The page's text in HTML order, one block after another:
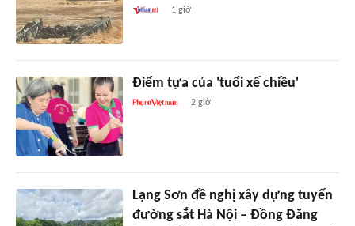
1 giờ
Điểm tựa của 'tuổi xế chiều'
2 giờ
Lạng Sơn đề nghị xây dựng tuyến
đường sắt Hà Nội – Đồng Đăng